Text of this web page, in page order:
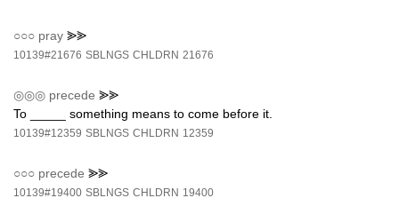
○○○ pray ⪢⪢
10139#21676 SBLNGS CHLDRN 21676
◎◎◎ precede ⪢⪢
To _____ something means to come before it.
10139#12359 SBLNGS CHLDRN 12359
○○○ precede ⪢⪢
10139#19400 SBLNGS CHLDRN 19400